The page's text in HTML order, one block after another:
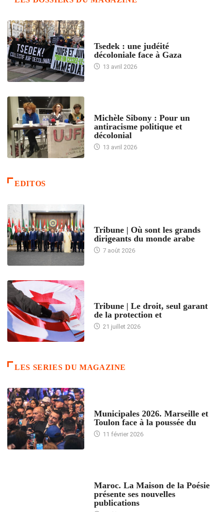
Tsedek : une judéité
décoloniale face à Gaza
13 avril 2026
Michèle Sibony : Pour un
antiracisme politique et
décolonial
13 avril 2026
EDITOS
Tribune | Où sont les grands
dirigeants du monde arabe
7 août 2026
Tribune | Le droit, seul garant
de la protection et
21 juillet 2026
LES SERIES DU MAGAZINE
Municipales 2026. Marseille et
Toulon face à la poussée du
11 février 2026
Maroc. La Maison de la Poésie
présente ses nouvelles
publications